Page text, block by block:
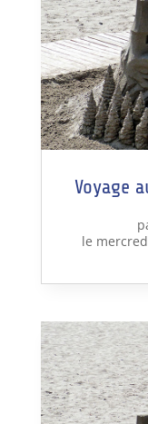
Voyage
le